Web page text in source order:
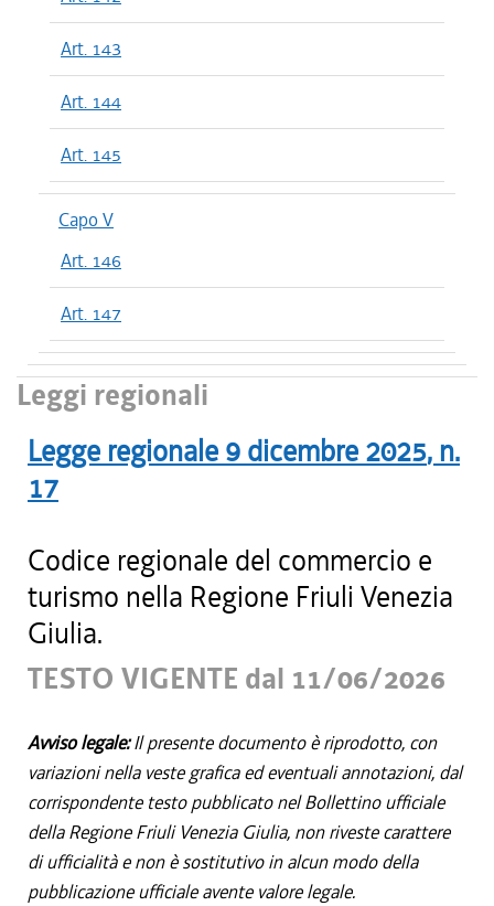
Art. 143
Art. 144
Art. 145
Capo V
Art. 146
Art. 147
Leggi regionali
Legge regionale 9 dicembre 2025, n.
17
Codice regionale del commercio e
turismo nella Regione Friuli Venezia
Giulia.
TESTO VIGENTE dal 11/06/2026
Avviso legale:Il presente documento è riprodotto, con
variazioni nella veste grafica ed eventuali annotazioni, dal
corrispondente testo pubblicato nel Bollettino ufficiale
della Regione Friuli Venezia Giulia, non riveste carattere
di ufficialità e non è sostitutivo in alcun modo della
pubblicazione ufficiale avente valore legale.